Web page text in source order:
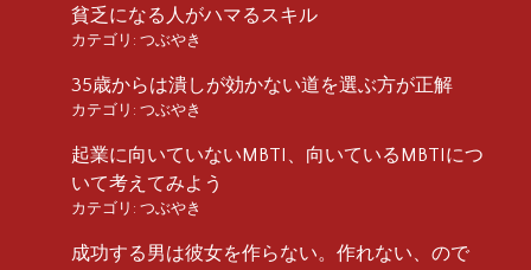
貧乏になる人がハマるスキル
カテゴリ: つぶやき
35歳からは潰しが効かない道を選ぶ方が正解
カテゴリ: つぶやき
起業に向いていないMBTI、向いているMBTIにつ
いて考えてみよう
カテゴリ: つぶやき
成功する男は彼女を作らない。作れない、ので